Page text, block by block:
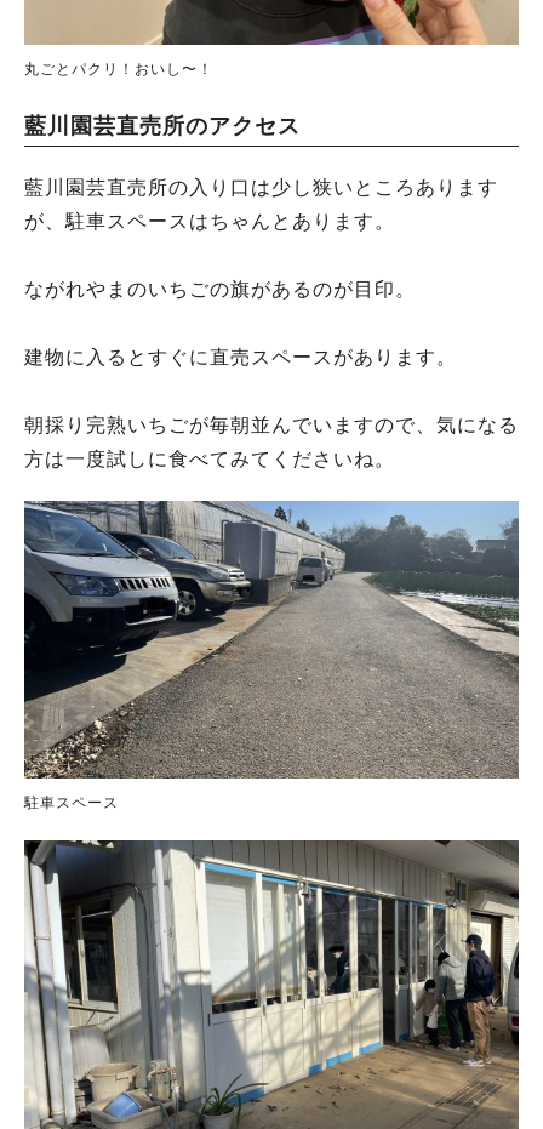
丸ごとパクリ！おいし〜！
藍川園芸直売所のアクセス
藍川園芸直売所の入り口は少し狭いところあります
が、駐車スペースはちゃんとあります。
ながれやまのいちごの旗があるのが目印。
建物に入るとすぐに直売スペースがあります。
朝採り完熟いちごが毎朝並んでいますので、気になる
方は一度試しに食べてみてくださいね。
駐車スペース